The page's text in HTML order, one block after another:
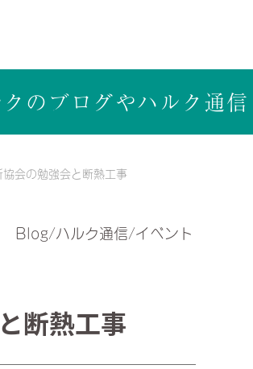
のブログやハルク通信
会の勉強会と断熱工事
Blog/ハルク通信/イベント
断熱工事